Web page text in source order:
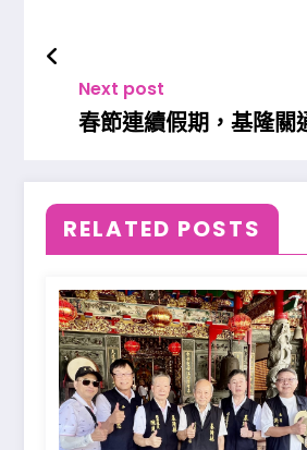
Next post
春節連續假期，基隆關
RELATED POSTS